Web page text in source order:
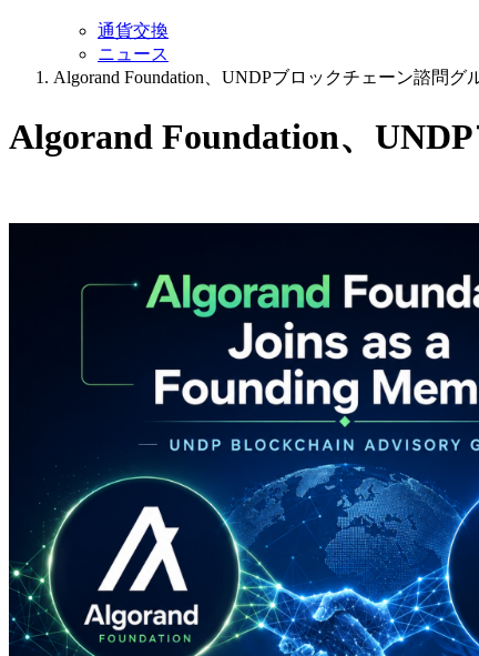
通貨交換
ニュース
Algorand Foundation、UNDPブロックチェーン諮問グ
Algorand Foundation、